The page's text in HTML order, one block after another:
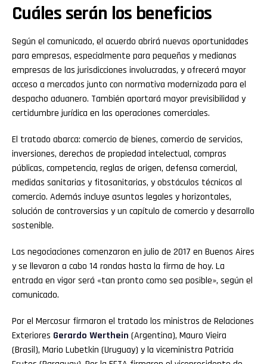
Cuáles serán los beneficios
Según el comunicado, el acuerdo abrirá nuevas oportunidades
para empresas, especialmente para pequeñas y medianas
empresas de las jurisdicciones involucradas, y ofrecerá mayor
acceso a mercados junto con normativa modernizada para el
despacho aduanero. También aportará mayor previsibilidad y
certidumbre jurídica en las operaciones comerciales.
El tratado abarca: comercio de bienes, comercio de servicios,
inversiones, derechos de propiedad intelectual, compras
públicas, competencia, reglas de origen, defensa comercial,
medidas sanitarias y fitosanitarias, y obstáculos técnicos al
comercio. Además incluye asuntos legales y horizontales,
solución de controversias y un capítulo de comercio y desarrollo
sostenible.
Las negociaciones comenzaron en julio de 2017 en Buenos Aires
y se llevaron a cabo 14 rondas hasta la firma de hoy. La
entrada en vigor será «tan pronto como sea posible», según el
comunicado.
Por el Mercosur firmaron el tratado los ministros de Relaciones
Exteriores Gerardo Werthein (Argentina), Mauro Vieira
(Brasil), Mario Lubetkin (Uruguay) y la viceministra Patricia